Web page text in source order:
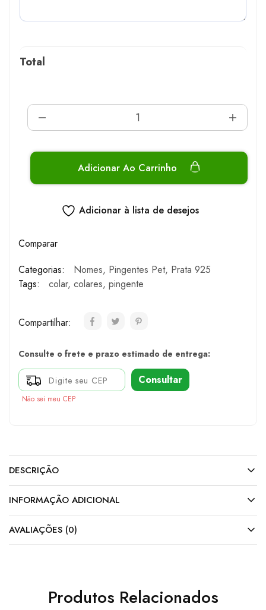
Total
Adicionar Ao Carrinho
Adicionar à lista de desejos
Comparar
Categorias:
Nomes, Pingentes Pet, Prata 925
Tags:
colar, colares, pingente
Compartilhar:
Consulte o frete e prazo estimado de entrega:
Consultar
Não sei meu CEP
DESCRIÇÃO
INFORMAÇÃO ADICIONAL
AVALIAÇÕES (0)
Produtos Relacionados